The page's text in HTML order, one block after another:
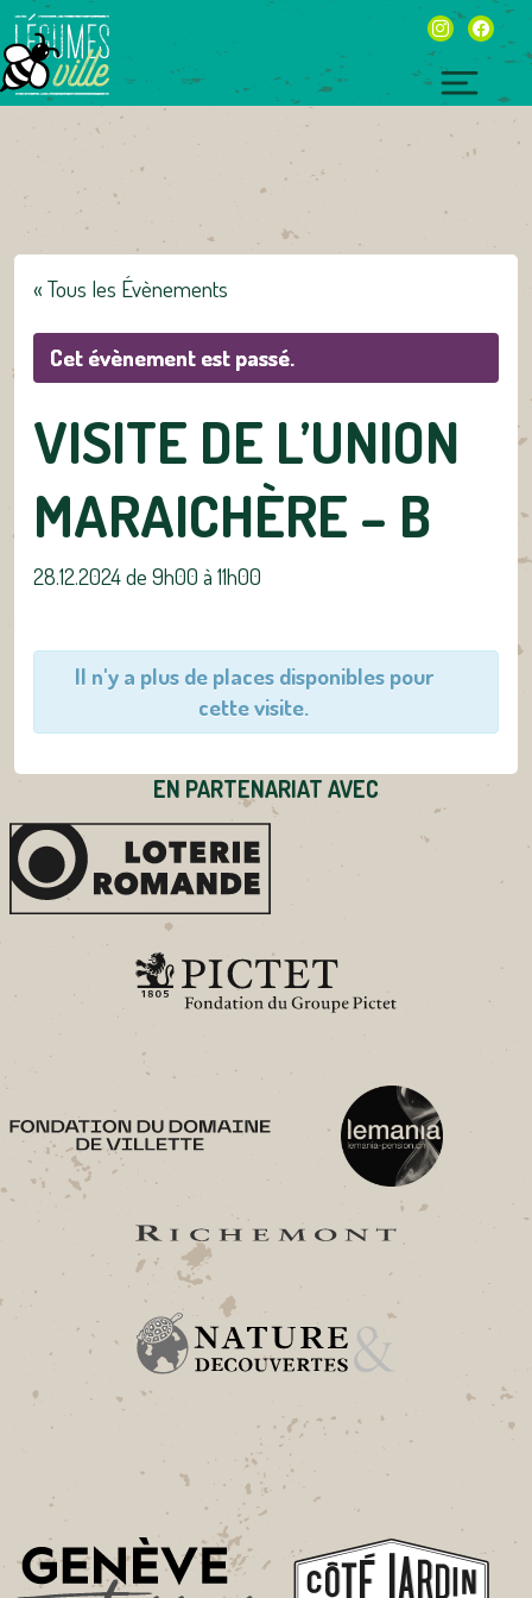
Skip
to
content
instagram
« Tous les Évènements
Cet évènement est passé.
VISITE DE L’UNION
MARAICHÈRE – B
28.12.2024 de 9h00 à 11h00
Il n'y a plus de places disponibles pour
cette visite.
EN PARTENARIAT AVEC